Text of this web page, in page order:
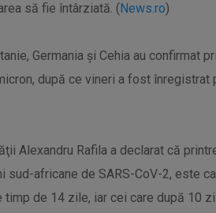
să fie întârziată. (News.ro)
Germania și Cehia au confirmat
după ce vineri a fost
Alexandru Rafila a declarat că
sud-africane de SARS-CoV-2, este
de 14 zile, iar cei care după 10